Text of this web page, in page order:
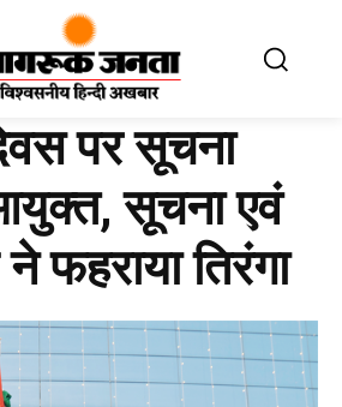
पर सूचना
सूचना एवं
फहराया तिरंगा